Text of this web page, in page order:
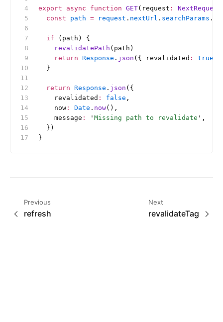
export async function GET(request : NextRequest
  const
path = request . nextUrl . searchParams .
  if
(path) {
    revalidatePath
(path)
    return
Response . json ({ revalidated : true
  }
  return
Response . json ({
    revalidated
: false ,
    now
: Date . now(),
    message
: ' Missing path to revalidate ' ,
  })
}
Previous
refresh
Next
revalidateTag